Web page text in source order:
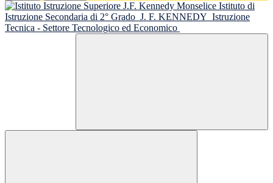
Istituto di
Istruzione Secondaria di 2° Grado J. F. KENNEDY Istruzione
Tecnica - Settore Tecnologico ed Economico